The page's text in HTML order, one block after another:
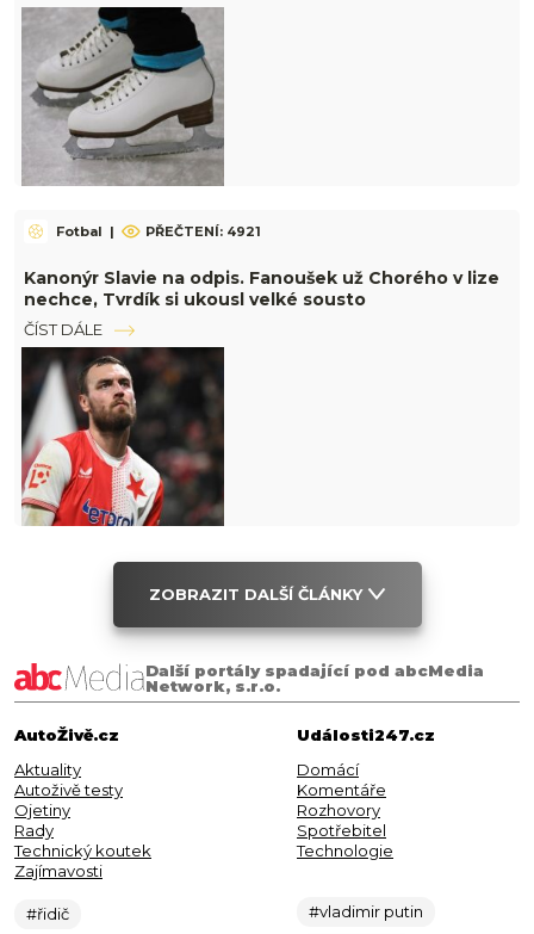
Fotbal | PŘEČTENÍ: 4921
Kanonýr Slavie na odpis. Fanoušek už Chorého v lize
nechce, Tvrdík si ukousl velké sousto
ČÍST DÁLE
ZOBRAZIT DALŠÍ ČLÁNKY
Další portály spadající pod abcMedia
Network, s.r.o.
AutoŽivě.cz
Aktuality
Autoživě testy
Ojetiny
Rady
Technický koutek
Zajímavosti
#řidič
Události247.cz
Domácí
Komentáře
Rozhovory
Spotřebitel
Technologie
#vladimir putin